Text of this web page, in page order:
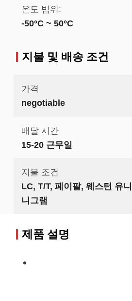
온도 범위:
-50°C ~ 50°C
지불 및 배송 조건
가격
negotiable
배달 시간
15-20 근무일
지불 조건
LC, T/T, 페이팔, 웨스턴 유
니그램
제품 설명